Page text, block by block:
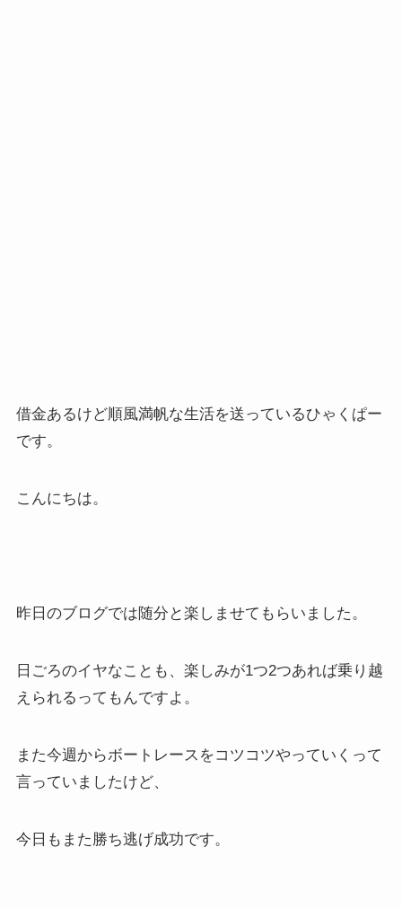
借金あるけど順風満帆な生活を送っているひゃくぱー
です。
こんにちは。
昨日のブログでは随分と楽しませてもらいました。
日ごろのイヤなことも、楽しみが1つ2つあれば乗り越
えられるってもんですよ。
また今週からボートレースをコツコツやっていくって
言っていましたけど、
今日もまた勝ち逃げ成功です。